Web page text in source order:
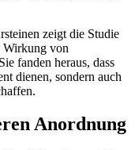
zeigt die Studie
Wirkung von
fanden heraus, dass
dienen, sondern auch
Anordnung